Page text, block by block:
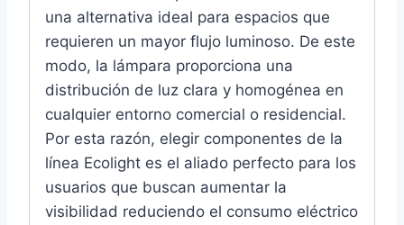
una alternativa ideal para espacios que
requieren un mayor flujo luminoso. De este
modo, la lámpara proporciona una
distribución de luz clara y homogénea en
cualquier entorno comercial o residencial.
Por esta razón, elegir componentes de la
línea Ecolight es el aliado perfecto para los
usuarios que buscan aumentar la
visibilidad reduciendo el consumo eléctrico